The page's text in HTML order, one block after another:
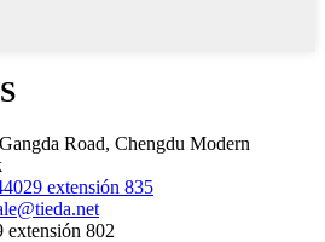
Road, Chengdu Modern
extensión 835
extensión 802